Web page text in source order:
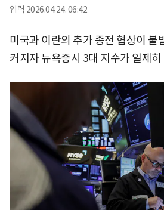
입력 2026.04.24. 06:42
미국과 이란의 추가 종전 협상이 불
커지자 뉴욕증시 3대 지수가 일제